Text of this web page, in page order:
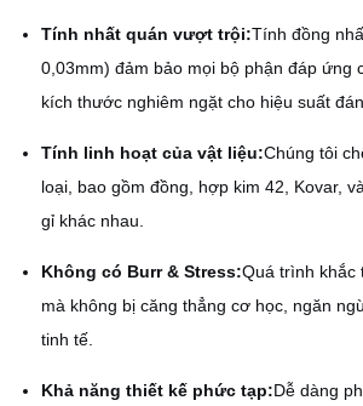
Tính nhất quán vượt trội:Tính đồng
0,03mm) đảm bảo mọi bộ phận đáp ứng
kích thước nghiêm ngặt cho hiệu suất
Tính linh hoạt của vật liệu:Chúng tôi
loại, bao gồm đồng, hợp kim 42, Kovar,
gỉ khác nhau.
Không có Burr & Stress:Quá trình khắc
mà không bị căng thẳng cơ học, ngăn
tinh tế.
Khả năng thiết kế phức tạp:Dễ dàng